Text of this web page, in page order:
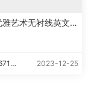
艺术无衬线英文字
2023-12-25